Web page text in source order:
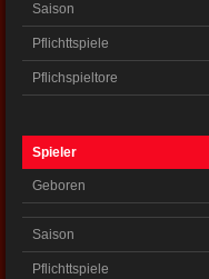
Saison
Pflichttspiele
Pflichspieltore
Spieler
Geboren
Saison
Pflichttspiele